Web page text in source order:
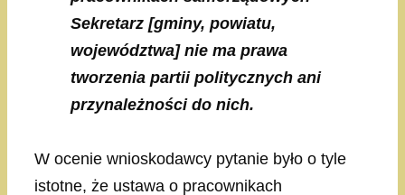
Sekretarz [gminy, powiatu,
województwa] nie ma prawa
tworzenia partii politycznych ani
przynależności do nich.
W ocenie wnioskodawcy pytanie było o tyle
istotne, że ustawa o pracownikach